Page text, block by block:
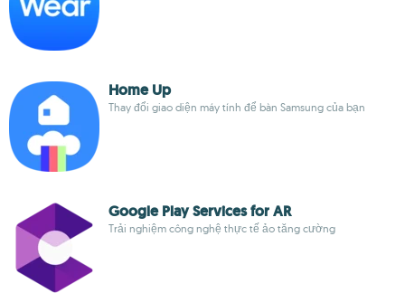
Home Up
Thay đổi giao diện máy tính để bàn Samsung của bạn
Google Play Services for AR
Trải nghiệm công nghệ thực tế ảo tăng cường